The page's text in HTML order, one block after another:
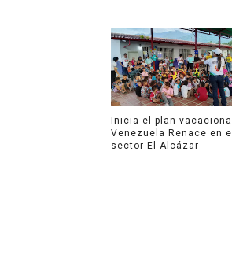
Inicia el plan vacacional
Venezuela Renace en el
sector El Alcázar